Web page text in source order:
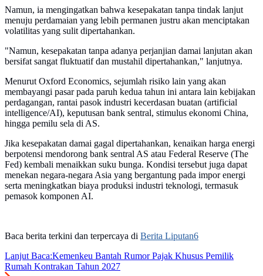
Namun, ia mengingatkan bahwa kesepakatan tanpa tindak lanjut
menuju perdamaian yang lebih permanen justru akan menciptakan
volatilitas yang sulit dipertahankan.
"Namun, kesepakatan tanpa adanya perjanjian damai lanjutan akan
bersifat sangat fluktuatif dan mustahil dipertahankan," lanjutnya.
Menurut Oxford Economics, sejumlah risiko lain yang akan
membayangi pasar pada paruh kedua tahun ini antara lain kebijakan
perdagangan, rantai pasok industri kecerdasan buatan (artificial
intelligence/AI), keputusan bank sentral, stimulus ekonomi China,
hingga pemilu sela di AS.
Jika kesepakatan damai gagal dipertahankan, kenaikan harga energi
berpotensi mendorong bank sentral AS atau Federal Reserve (The
Fed) kembali menaikkan suku bunga. Kondisi tersebut juga dapat
menekan negara-negara Asia yang bergantung pada impor energi
serta meningkatkan biaya produksi industri teknologi, termasuk
pemasok komponen AI.
Baca berita terkini dan terpercaya di Berita Liputan6
Lanjut Baca:Kemenkeu Bantah Rumor Pajak Khusus Pemilik
Rumah Kontrakan Tahun 2027